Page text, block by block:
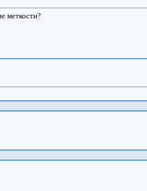
меткости?